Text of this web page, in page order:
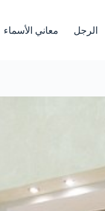
الرجل معاني الأسماء